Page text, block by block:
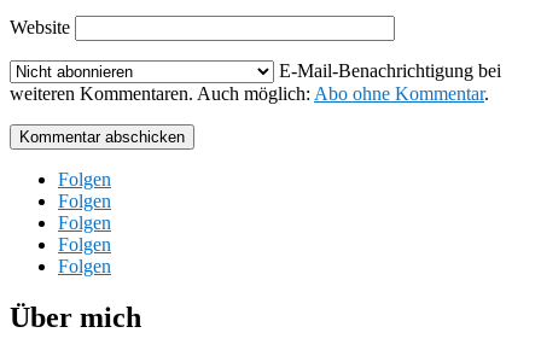
Website
E-Mail-Benachrichtigung bei
weiteren Kommentaren. Auch möglich: Abo ohne Kommentar.
Kommentar abschicken
Folgen
Folgen
Folgen
Folgen
Folgen
Über mich